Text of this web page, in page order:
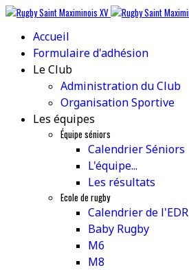
Accueil
Formulaire d'adhésion
Le Club
Administration du Club
Organisation Sportive
Les équipes
Équipe séniors
Calendrier Séniors
L'équipe...
Les résultats
Ecole de rugby
Calendrier de l'EDR
Baby Rugby
M6
M8